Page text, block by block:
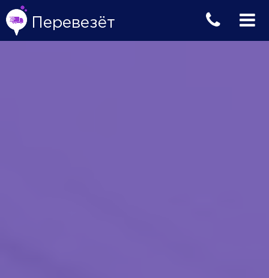
Перевезёт